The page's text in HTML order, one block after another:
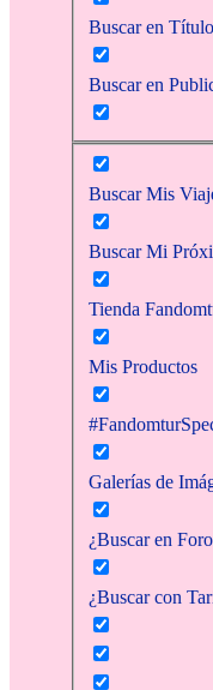
Buscar en
Buscar en
Buscar Mis
Buscar Mi
Tienda
Mis Productos
Galerías de
¿Buscar en
¿Buscar con